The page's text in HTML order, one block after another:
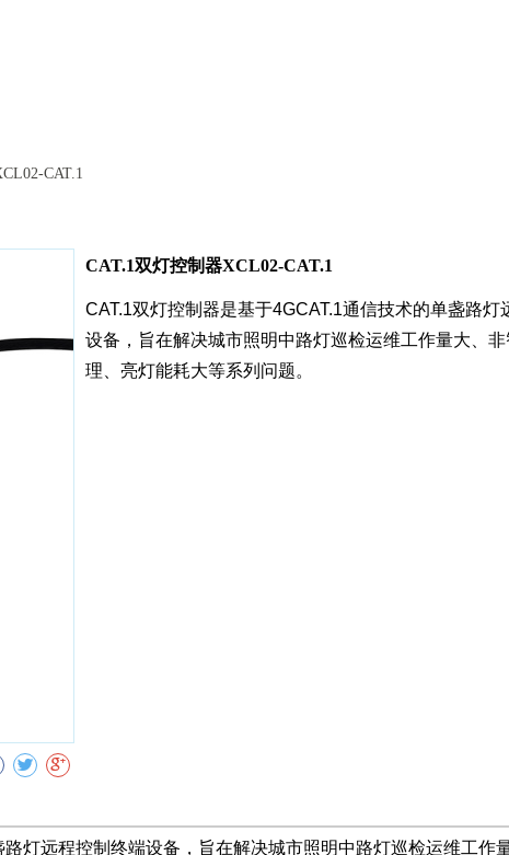
CAT.1
CAT.1双灯控制器XCL02-CAT.1
CAT.1双灯控制器是基于4GCAT.1通信技术的单盏路灯
设备，旨在解决城市照明中路灯巡检运维工作量大、
理、亮灯能耗大等系列问题。
灯远程控制终端设备，旨在解决城市照明中路灯巡检运维工作